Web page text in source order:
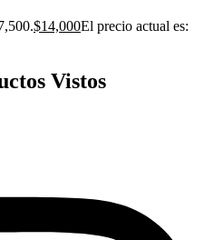
$14,000El precio actual es:
Vistos